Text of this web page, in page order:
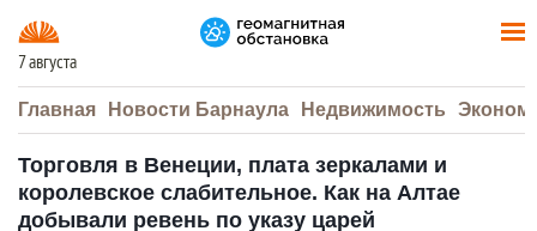
7 августа
Главная Новости Барнаула Недвижимость
Торговля в Венеции, плата зеркалами и
королевское слабительное. Как на Алтае
добывали ревень по указу царей